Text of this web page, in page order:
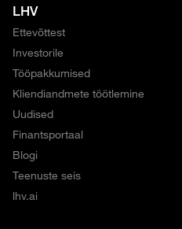
LHV
Ettevõttest
Investorile
Tööpakkumised
Kliendiandmete töötlemine
Uudised
Finantsportaal
Blogi
Teenuste seis
lhv.ai